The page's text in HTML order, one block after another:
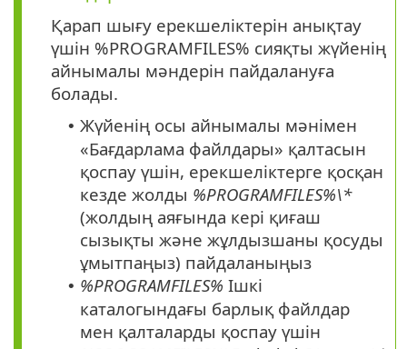
Қарап шығу ерекшеліктерін анықтау
үшін %PROGRAMFILES% сияқты жүйенің
айнымалы мәндерін пайдалануға
болады.
• Жүйенің осы айнымалы мәнімен
«Бағдарлама файлдары» қалтасын
қоспау үшін, ерекшеліктерге қосқан
кезде жолды %PROGRAMFILES%\*
(жолдың аяғында кері қиғаш
сызықты және жұлдызшаны қосуды
ұмытпаңыз) пайдаланыңыз
• %PROGRAMFILES% Ішкі
каталогындағы барлық файлдар
мен қалталарды қоспау үшін